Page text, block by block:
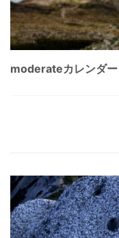
moderateカレンダー